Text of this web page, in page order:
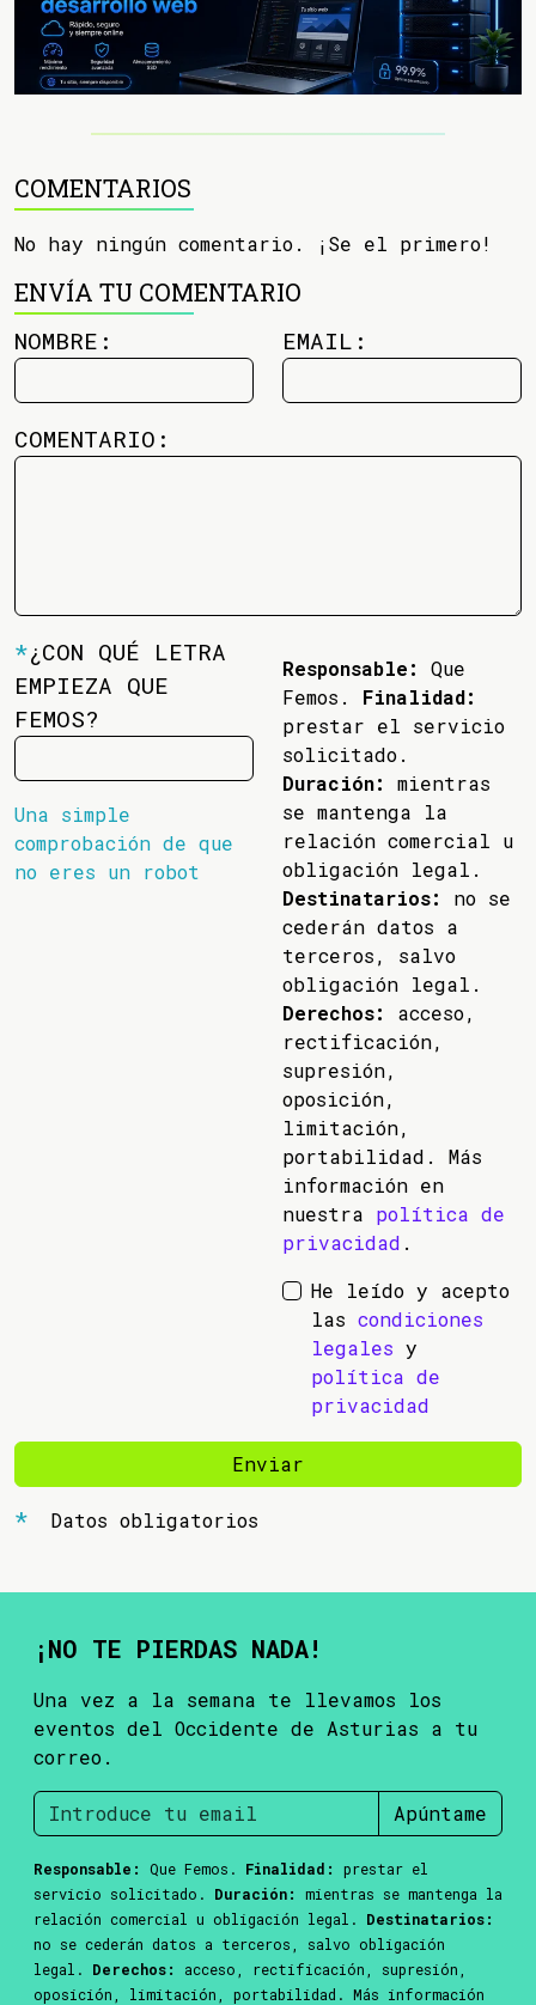
COMENTARIOS
No hay ningún comentario. ¡Se el primero!
ENVÍA TU COMENTARIO
NOMBRE: EMAIL:
COMENTARIO:
*¿CON QUÉ LETRA
EMPIEZA QUE
FEMOS?
Una simple
comprobación de que
no eres un robot
Responsable:
Que
Femos. Finalidad:
prestar el servicio
solicitado.
Duración:
mientras
se mantenga la
relación comercial u
obligación legal.
Destinatarios:
no se
cederán datos a
terceros, salvo
obligación legal.
Derechos:
acceso,
rectificación,
supresión,
oposición,
limitación,
portabilidad. Más
información en
nuestra política de
privacidad .
He leído y acepto
las condiciones
legales y
política de
privacidad
Enviar
Datos obligatorios
¡NO TE PIERDAS NADA!
Una vez a la semana te llevamos los
eventos del Occidente de Asturias a tu
correo.
Apúntame
Responsable: Que Femos. Finalidad:
prestar el
servicio solicitado. Duración:
mientras se mantenga la
relación comercial u obligación legal. Destinatarios:
no se cederán datos a terceros, salvo obligación
legal. Derechos:
acceso, rectificación, supresión,
oposición, limitación, portabilidad. Más información